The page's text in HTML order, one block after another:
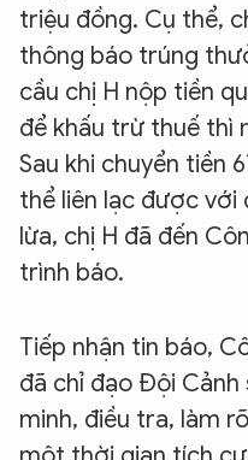
triệu đồng. Cụ thể,
thông báo trúng
cầu chị H nộp tiền
để khấu trừ thuế thì
Sau khi chuyển tiền
thể liên lạc được với
lừa, chị H đã đến
trình báo.
Tiếp nhận tin báo,
đã chỉ đạo Đội
minh, điều tra, làm